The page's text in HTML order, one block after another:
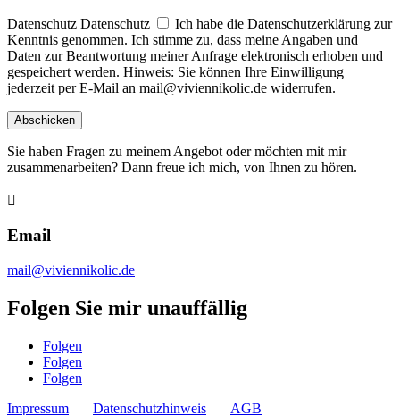
Datenschutz Datenschutz
Ich habe die Datenschutzerklärung zur
Kenntnis genommen. Ich stimme zu, dass meine Angaben und
Daten zur Beantwortung meiner Anfrage elektronisch erhoben und
gespeichert werden. Hinweis: Sie können Ihre Einwilligung
jederzeit per E-Mail an mail@viviennikolic.de widerrufen.
Abschicken
Sie haben Fragen zu meinem Angebot oder möchten mit mir
zusammenarbeiten? Dann freue ich mich, von Ihnen zu hören.

Email
mail@viviennikolic.de
Folgen Sie mir unauffällig
Folgen
Folgen
Folgen
Impressum
Datenschutzhinweis AGB